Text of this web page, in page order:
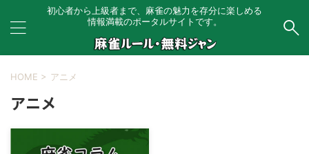
初心者から上級者まで、麻雀の魅力を存分に楽しめる
情報満載のポータルサイトです。
HOME > アニメ
アニメ